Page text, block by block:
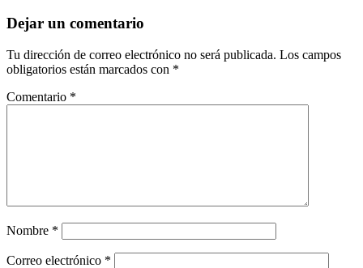
Dejar un comentario
Tu dirección de correo electrónico no será publicada. Los campos
obligatorios están marcados con *
Comentario *
Nombre *
Correo electrónico *